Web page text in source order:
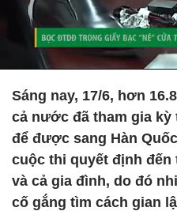
Sáng nay, 17/6, hơn
cả nước đã tham gia kỳ
để được sang Hàn
cuộc thi quyết định
và cả gia đình, do đó
cố gắng tìm cách gian